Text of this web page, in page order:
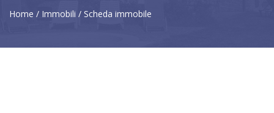
Home Immobili Scheda immobile